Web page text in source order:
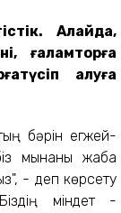
Алайда,
ғаламторға
ғатүсіп қалуға
бәрін егжей-
мынаны жаба
- деп көрсету
міндет -